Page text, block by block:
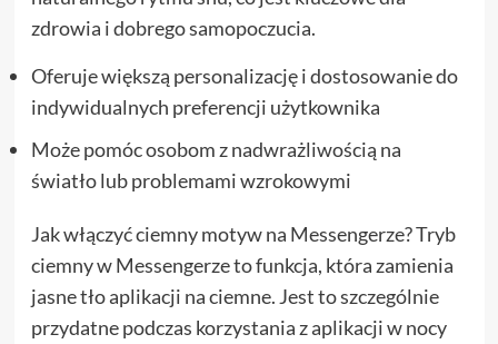
zdrowia i dobrego samopoczucia.
Oferuje większą personalizację i dostosowanie do
indywidualnych preferencji użytkownika
Może pomóc osobom z nadwrażliwością na
światło lub problemami wzrokowymi
Jak włączyć ciemny motyw na Messengerze? Tryb
ciemny w Messengerze to funkcja, która zamienia
jasne tło aplikacji na ciemne. Jest to szczególnie
przydatne podczas korzystania z aplikacji w nocy